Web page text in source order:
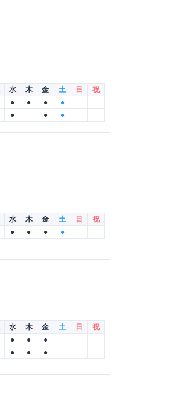
水 木 金 土 日
祝
● ● ●
●
● ● ●
水 木 金 土 日
祝
● ● ● ●
水 木 金 土 日
祝
● ●
●
● ● ●